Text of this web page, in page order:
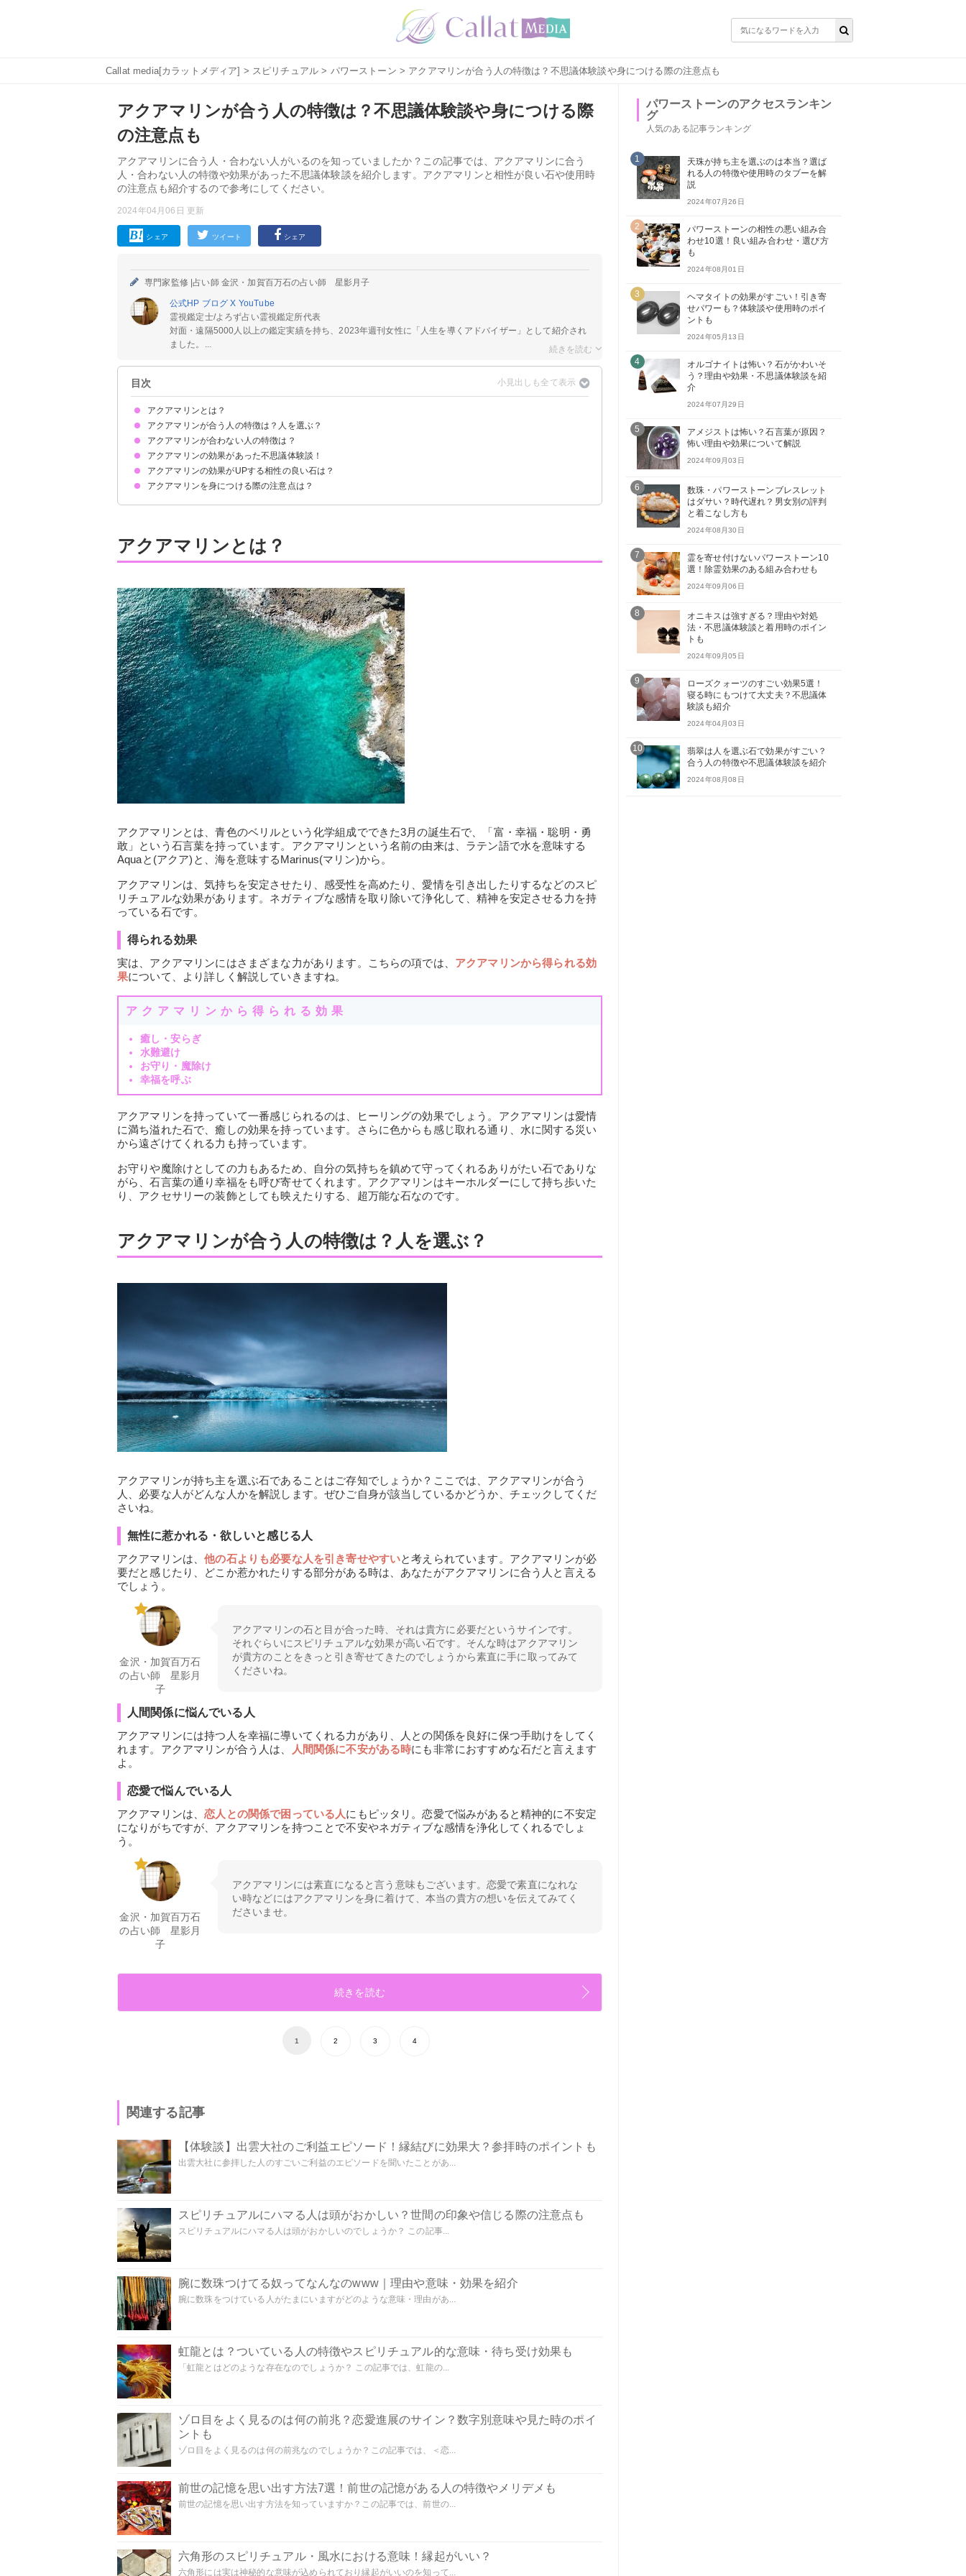
Callat media[カラットメディア] > スピリチュアル > パワーストーン > アクアマリンが合う人の特徴は？不思議体験談や身につける際の注意点も
アクアマリンが合う人の特徴は？不思議体験談や身につける際
の注意点も
アクアマリンに合う人・合わない人がいるのを知っていましたか？この記事では、アクアマリンに合う
人・合わない人の特徴や効果があった不思議体験談を紹介します。アクアマリンと相性が良い石や使用時
の注意点も紹介するので参考にしてください。
2024年04月06日 更新
シェア ツイート シェア
専門家監修 |占い師 金沢・加賀百万石の占い師 星影月子
公式HP ブログX YouTube
霊視鑑定士/よろず占い霊視鑑定所代表
対面・遠隔5000人以上の鑑定実績を持ち、2023年週刊女性に「人生を導くアドバイザー」として紹介され
ました。...
目次
アクアマリンとは？
得られる効果
アクアマリンが合う人の特徴は？人を選ぶ？
無性に惹かれる・欲しいと感じる人
人間関係に悩んでいる人
恋愛で悩んでいる人
心穏やかに過ごしたい人
お守りが欲しい人
アクアマリンが合わない人の特徴は？
アクアマリンの効果があった不思議体験談！
①対人運のUPにより幼馴染とのアポ
②見ているだけでも癒し効果が
③合わないこともあるため要注意
アクアマリンの効果がUPする相性の良い石は？
①アメジスト：対人運UP
②ローズクォーツ：恋愛運UP
③モルガナイト：引き寄せ運UP
④ラピスラズリ：全体運UP
アクアマリンを身につける際の注意点は？
アクアマリンとは？
アクアマリンとは、青色のベリルという化学組成でできた3月の誕生石で、「富・幸福・聡明・勇
敢」という石言葉を持っています。アクアマリンという名前の由来は、ラテン語で水を意味する
Aquaと(アクア)と、海を意味するMarinus(マリン)から。
アクアマリンは、気持ちを安定させたり、感受性を高めたり、愛情を引き出したりするなどのスピ
リチュアルな効果があります。ネガティブな感情を取り除いて浄化して、精神を安定させる力を持
っている石です。
得られる効果
実は、アクアマリンにはさまざまな力があります。こちらの項では、 アクアマリンから得られる効
果について、より詳しく解説していきますね。
アクアマリンから得られる効果
癒し・安らぎ
水難避け
お守り・魔除け
幸福を呼ぶ
アクアマリンを持っていて一番感じられるのは、ヒーリングの効果でしょう。アクアマリンは愛情
に満ち溢れた石で、癒しの効果を持っています。さらに色からも感じ取れる通り、水に関する災い
から遠ざけてくれる力も持っています。
お守りや魔除けとしての力もあるため、自分の気持ちを鎮めて守ってくれるありがたい石でありな
がら、石言葉の通り幸福をも呼び寄せてくれます。アクアマリンはキーホルダーにして持ち歩いた
り、アクセサリーの装飾としても映えたりする、超万能な石なのです。
アクアマリンが合う人の特徴は？人を選ぶ？
アクアマリンが持ち主を選ぶ石であることはご存知でしょうか？ここでは、アクアマリンが合う
人、必要な人がどんな人かを解説します。ぜひご自身が該当しているかどうか、チェックしてくだ
さいね。
無性に惹かれる・欲しいと感じる人
アクアマリンは、他の石よりも必要な人を引き寄せやすいと考えられています。アクアマリンが必
要だと感じたり、どこか惹かれたりする部分がある時は、あなたがアクアマリンに合う人と言える
でしょう。
金沢・加賀百万石
の占い師 星影月
子
アクアマリンの石と目が合った時、それは貴方に必要だというサインです。
それぐらいにスピリチュアルな効果が高い石です。そんな時はアクアマリン
が貴方のことをきっと引き寄せてきたのでしょうから素直に手に取ってみて
くださいね。
人間関係に悩んでいる人
アクアマリンには持つ人を幸福に導いてくれる力があり、人との関係を良好に保つ手助けをしてく
れます。アクアマリンが合う人は、
人間関係に不安がある時にも非常におすすめな石だと言えます
よ。
恋愛で悩んでいる人
アクアマリンは、恋人との関係で困っている人にもピッタリ。恋愛で悩みがあると精神的に不安定
になりがちですが、アクアマリンを持つことで不安やネガティブな感情を浄化してくれるでしょ
う。
金沢・加賀百万石
の占い師 星影月
子
アクアマリンには素直になると言う意味もございます。恋愛で素直になれな
い時などにはアクアマリンを身に着けて、本当の貴方の想いを伝えてみてく
ださいませ。
続きを読む
1 2 3 4
関連する記事
【体験談】出雲大社のご利益エピソード！縁結びに効果大？参拝時のポイントも
出雲大社に参拝した人のすごいご利益のエピソードを聞いたことがあ...
スピリチュアルにハマる人は頭がおかしい？世間の印象や信じる際の注意点も
スピリチュアルにハマる人は頭がおかしいのでしょうか？ この記事...
腕に数珠つけてる奴ってなんなのwww｜理由や意味・効果を紹介
腕に数珠をつけている人がたまにいますがどのような意味・理由があ...
虹龍とは？ついている人の特徴やスピリチュアル的な意味・待ち受け効果も
「虹龍とはどのような存在なのでしょうか？ この記事では、虹龍の...
ゾロ目をよく見るのは何の前兆？恋愛進展のサイン？数字別意味や見た時のポイ
ントも
ゾロ目をよく見るのは何の前兆なのでしょうか？この記事では、＜恋...
前世の記憶を思い出す方法7選！前世の記憶がある人の特徴やメリデメも
前世の記憶を思い出す方法を知っていますか？この記事では、前世の...
六角形のスピリチュアル・風水における意味！縁起がいい？
六角形には実は神秘的な意味が込められており縁起がいいのを知って...
パワーストーンのアクセスランキン
グ
人気のある記事ランキング
1
天珠が持ち主を選ぶのは本当？選ば
れる人の特徴や使用時のタブーを解
説
2024年07月26日
2
パワーストーンの相性の悪い組み合
わせ10選！良い組み合わせ・選び方
も
2024年08月01日
3
ヘマタイトの効果がすごい！引き寄
せパワーも？体験談や使用時のポイ
ントも
2024年05月13日
4
オルゴナイトは怖い？石がかわいそ
う？理由や効果・不思議体験談を紹
介
2024年07月29日
5
アメジストは怖い？石言葉が原因？
怖い理由や効果について解説
2024年09月03日
6
数珠・パワーストーンブレスレット
はダサい？時代遅れ？男女別の評判
と着こなし方も
2024年08月30日
7
霊を寄せ付けないパワーストーン10
選！除霊効果のある組み合わせも
2024年09月06日
8
オニキスは強すぎる？理由や対処
法・不思議体験談と着用時のポイン
トも
2024年09月05日
9
ローズクォーツのすごい効果5選！
寝る時にもつけて大丈夫？不思議体
験談も紹介
2024年04月03日
10
翡翠は人を選ぶ石で効果がすごい？
合う人の特徴や不思議体験談を紹介
2024年08月08日